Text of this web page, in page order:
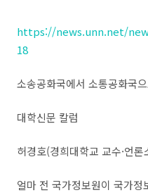
https://news.unn.net/
18
소송공화국에서 소통공화국
대학신문 칼럼
허경호(경희대학교 교수·언론
얼마 전 국가정보원이 국가